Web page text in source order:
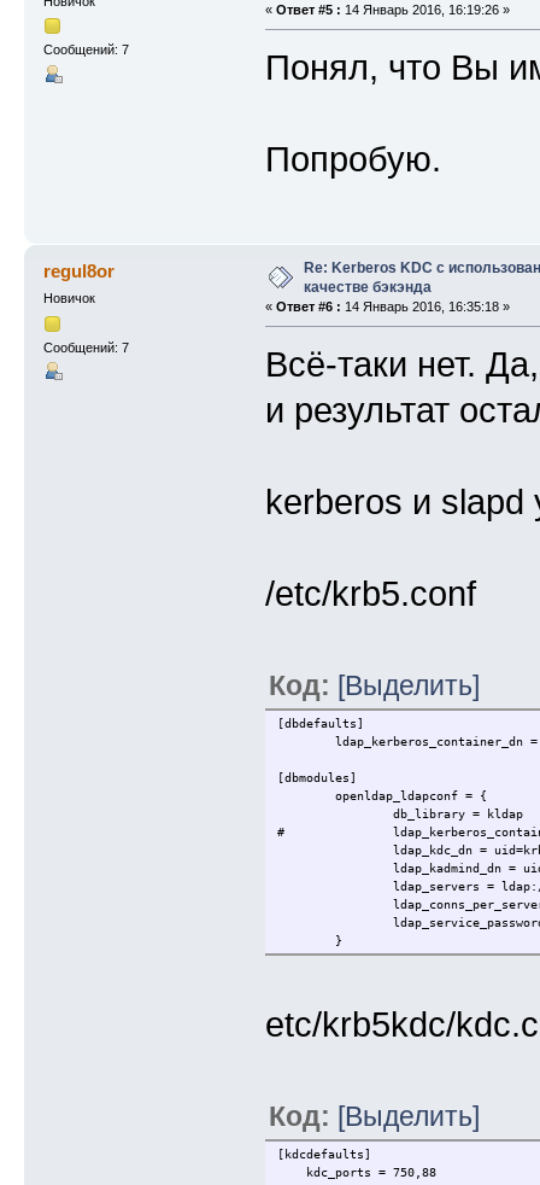
Сообщений: 7
« Ответ #5 : 14 Январь 2016, 16:19:26 »
Понял, что Вы
Попробую.
regul8or
Новичок
Сообщений: 7
Re: Kerberos KDC с
качестве бэкэнда
« Ответ #6 : 14 Январь 2016, 16:35:18 »
Всё-таки нет.
и результат
kerberos и slapd
/etc/krb5.conf
Код: [Выделить]
[dbdefaults]
ldap_kerberos_container_dn =
[dbmodules]
openldap_ldapconf = {
db_library = kldap
# ldap_kerberos_container_dn
ldap_kdc_dn =
ldap_kadmind_dn =
ldap_servers = ldap://
ldap_conns_per_server
}
etc/krb5kdc/
Код: [Выделить]
[kdcdefaults]
kdc_ports = 750,88